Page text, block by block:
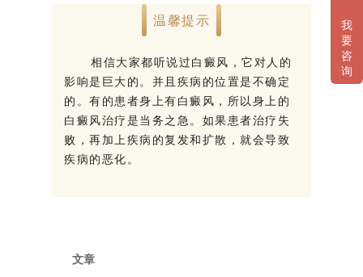
温馨提示
相信大家都听说过白癜风，它对人的
影响是巨大的。并且疾病的位置是不确定
的。有的患者身上有白癜风，所以身上的
白癜风治疗是当务之急。如果患者治疗失
败，再加上疾病的复发和扩散，就会导致
疾病的恶化。
文章
我
要
咨
询